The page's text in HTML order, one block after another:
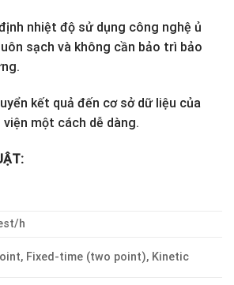
nhiệt độ sử dụng công nghệ ủ
sạch và không cần bảo trì bảo
kết quả đến cơ sở dữ liệu của
một cách dễ dàng.
h
Fixed-time (two point), Kinetic